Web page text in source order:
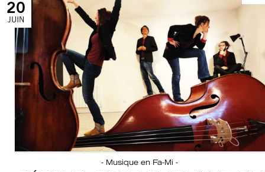
- Musique en Fa-Mi -
20
JUIN